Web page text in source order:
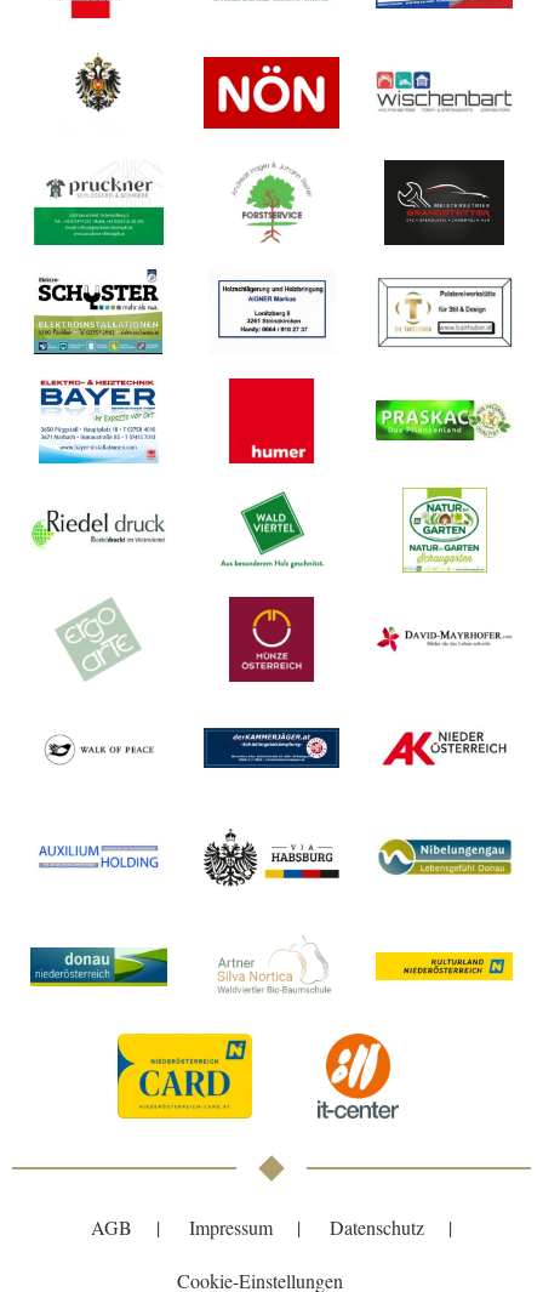
AGB Impressum Datenschutz
Cookie-Einstellungen